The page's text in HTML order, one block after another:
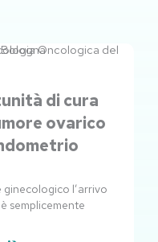
di cura
ovarico
l’arrivo
semplicemente